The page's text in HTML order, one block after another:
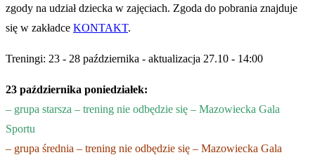
zgody na udział dziecka w zajęciach. Zgoda do pobrania znajduje
się w zakładce KONTAKT.
Treningi: 23 - 28 października - aktualizacja 27.10 - 14:00
23 października poniedziałek:
– grupa starsza – trening nie odbędzie się – Mazowiecka Gala
Sportu
– grupa średnia – trening nie odbędzie się – Mazowiecka Gala